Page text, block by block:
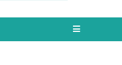
Toggle